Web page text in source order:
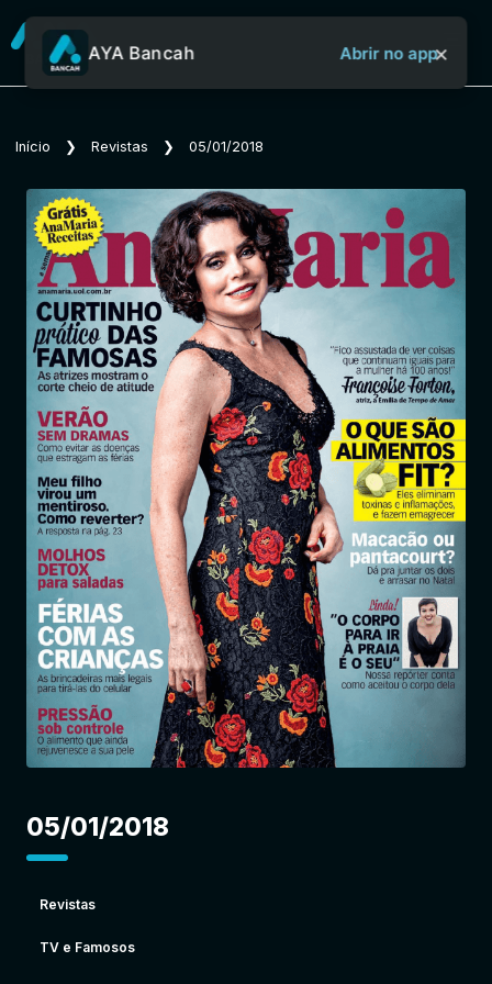
Sobre o Aya Bancah
Jornais
Notícias
Entrar
AYA Bancah Abrir no app×
Início ❯ Revistas ❯ 05/01/2018
05/01/2018
Revistas
TV e Famosos